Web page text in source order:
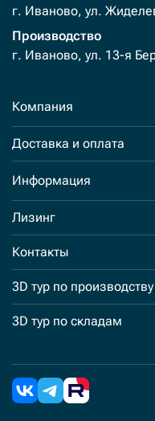
г. Иваново, ул.
Производство
г. Иваново, ул. 13-я
Компания
Доставка и оплата
Информация
Лизинг
Контакты
3D тур по производству
3D тур по складам